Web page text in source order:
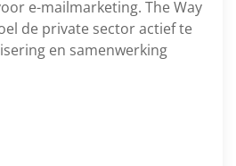
e-mailmarketing. The Way
de private sector actief te
en samenwerking